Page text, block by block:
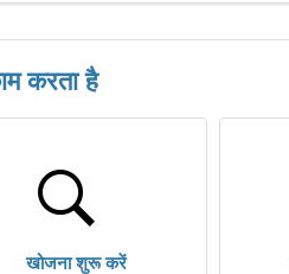
करता है
खोजना शुरू करें